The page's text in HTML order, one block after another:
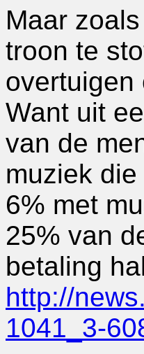
Maar
troon te
overtuigen
Want uit
van de
muziek
6% met
25% van
betaling
http://
1041_3-